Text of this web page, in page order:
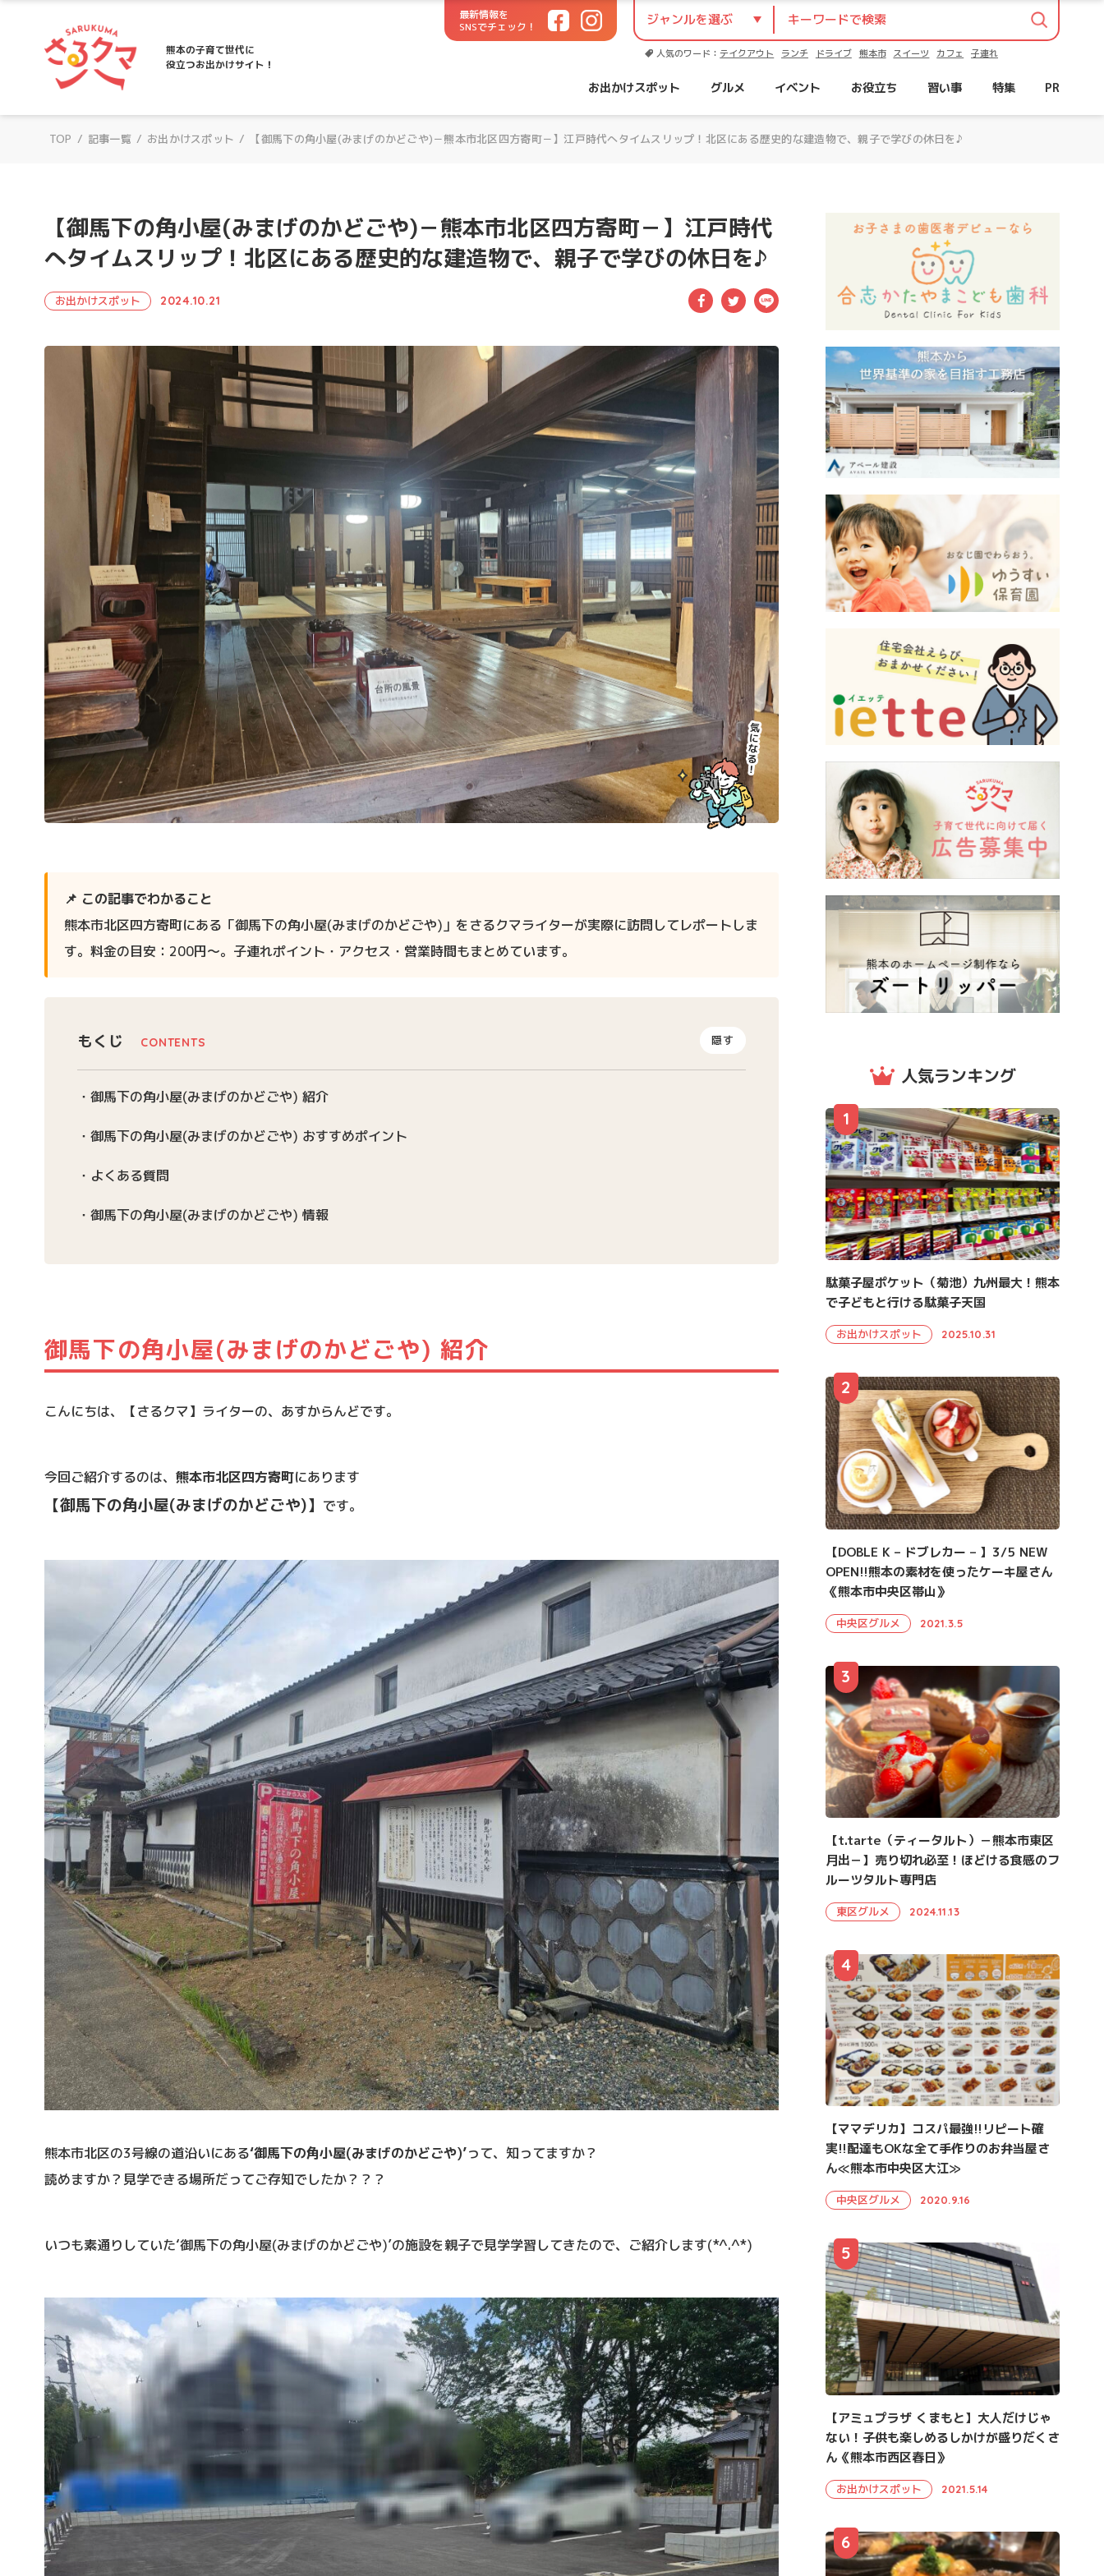
さるクマ-さるこう、熊本-｜熊本の子育て世代に役立つお出かけサイト！
熊本の子育て世代に
役立つお出かけサイト！
最新情報を
SNSでチェック！
人気のワード：テイクアウト ランチ ドライブ 熊本市 スイーツ カフェ 子連れ
お出かけスポット グルメ イベント お役立ち 習い事 特集 PR
TOP / 記事一覧 / お出かけスポット / 【御馬下の角小屋(みまげのかどごや)－熊本市北区四方寄町－】江戸時代へタイムスリップ！北区にある歴史的な建造物で、親子で学びの休日を♪
【御馬下の角小屋(みまげのかどごや)－熊本市北区四方寄町－】江戸時代
へタイムスリップ！北区にある歴史的な建造物で、親子で学びの休日を♪
お出かけスポット 2024.10.21 Facebook
TwitterLINE
📌 この記事でわかること
熊本市北区四方寄町にある「御馬下の角小屋(みまげのかどごや)」をさるクマライターが実際に訪問してレポートしま
す。料金の目安：200円〜。子連れポイント・アクセス・営業時間もまとめています。
もくじ 隠す
御馬下の角小屋(みまげのかどごや) 紹介
御馬下の角小屋(みまげのかどごや) おすすめポイント
よくある質問
御馬下の角小屋(みまげのかどごや) 情報
御馬下の角小屋(みまげのかどごや) 紹介
こんにちは、【さるクマ】ライターの、あすからんどです。
今回ご紹介するのは、 熊本市北区四方寄町にあります
【御馬下の角小屋(みまげのかどごや)】 です。
熊本市北区の3号線の道沿いにある‘御馬下の角小屋(みまげのかどごや)’って、知ってますか？
読めますか？見学できる場所だってご存知でしたか？？？
いつも素通りしていた‘御馬下の角小屋(みまげのかどごや)’の施設を親子で見学学習してきたので、ご紹介します(*^.^*)
人気ランキング
駄菓子屋ポケット（菊池）九州最大！熊本
で子どもと行ける駄菓子天国
お出かけスポット 2025.10.31
1
【DOBLE K – ドブレカー – 】3/5 NEW
OPEN!!熊本の素材を使ったケーキ屋さん
《熊本市中央区帯山》
中央区グルメ 2021.3.5
2
【t.tarte（ティータルト）－熊本市東区
月出－】売り切れ必至！ほどける食感のフ
ルーツタルト専門店
東区グルメ 2024.11.13
3
【ママデリカ】コスパ最強!!リピート確
実!!配達もOKな全て手作りのお弁当屋さ
ん≪熊本市中央区大江≫
中央区グルメ 2020.9.16
4
【アミュプラザ くまもと】大人だけじゃ
ない！子供も楽しめるしかけが盛りだくさ
ん《熊本市西区春日》
お出かけスポット 2021.5.14
5
6